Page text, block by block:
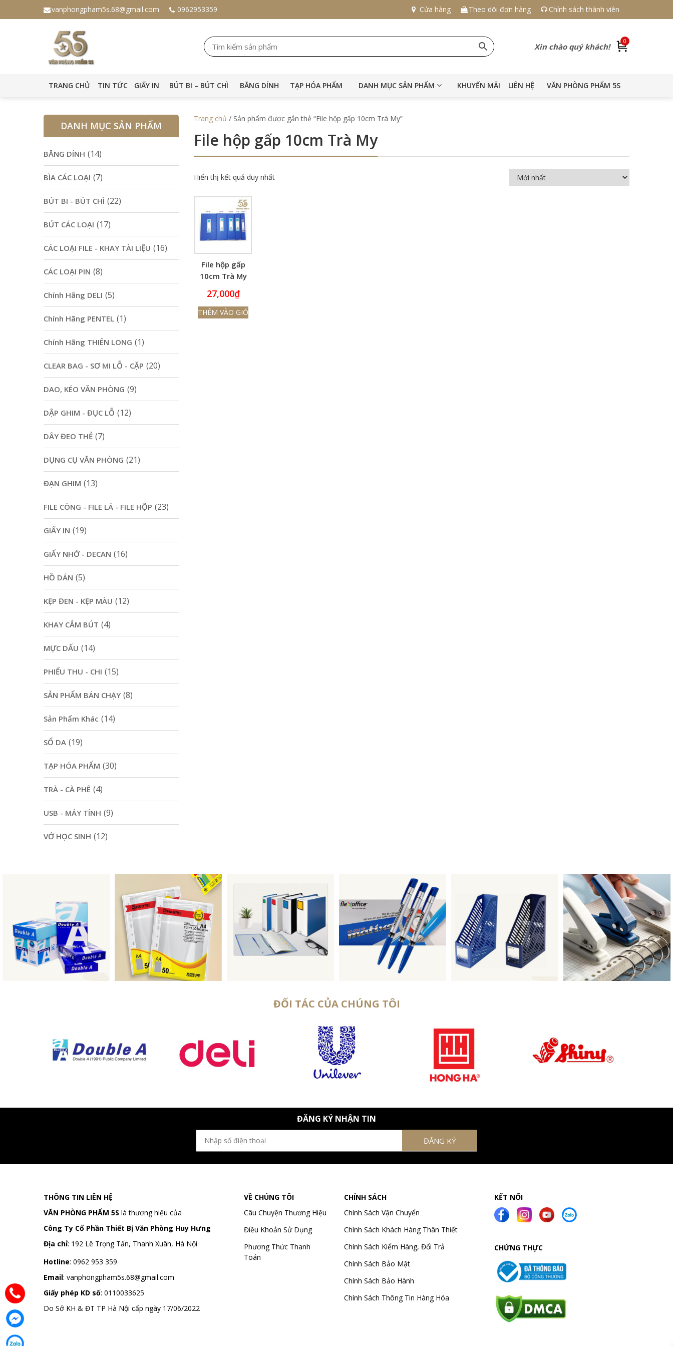
vanphongpham5s.68@gmail.com 0962953359 Cửa hàng Theo dõi đơn hàng Chính sách thành viên
Xin chào quý khách!
0
TRANG CHỦ TIN TỨC GIẤY IN BÚT BI – BÚT CHÌ BĂNG DÍNH TẠP HÓA PHẨM DANH MỤC SẢN PHẨM KHUYẾN MÃI LIÊN HỆ VĂN PHÒNG PHẨM 5S
Trang chủ / Sản phẩm được gắn thẻ “File hộp gấp 10cm Trà My”
File hộp gấp 10cm Trà My
Hiển thị kết quả duy nhất
File hộp gấp
10cm Trà My
27,000₫
THÊM VÀO GIỎ
DANH MỤC SẢN PHẨM
BĂNG DÍNH (14)
BÌA CÁC LOẠI (7)
BÚT BI - BÚT CHÌ (22)
BÚT CÁC LOẠI (17)
CÁC LOẠI FILE - KHAY TÀI LIỆU (16)
CÁC LOẠI PIN (8)
Chính Hãng DELI (5)
Chính Hãng PENTEL (1)
Chính Hãng THIÊN LONG (1)
CLEAR BAG - SƠ MI LỖ - CẶP (20)
DAO, KÉO VĂN PHÒNG (9)
DẬP GHIM - ĐỤC LỖ (12)
DÂY ĐEO THẺ (7)
DỤNG CỤ VĂN PHÒNG (21)
ĐẠN GHIM (13)
FILE CÒNG - FILE LÁ - FILE HỘP (23)
GIẤY IN (19)
GIẤY NHỚ - DECAN (16)
HỒ DÁN (5)
KẸP ĐEN - KẸP MÀU (12)
KHAY CẮM BÚT (4)
MỰC DẤU (14)
PHIẾU THU - CHI (15)
SẢN PHẨM BÁN CHẠY (8)
Sản Phẩm Khác (14)
SỔ DA (19)
TẠP HÓA PHẨM (30)
TRÀ - CÀ PHÊ (4)
USB - MÁY TÍNH (9)
VỞ HỌC SINH (12)
ĐỐI TÁC CỦA CHÚNG TÔI
ĐĂNG KÝ NHẬN TIN
THÔNG TIN LIÊN HỆ
VĂN PHÒNG PHẨM 5S là thương hiệu của
Công Ty Cổ Phần Thiết Bị Văn Phòng Huy Hưng
Địa chỉ: 192 Lê Trọng Tấn, Thanh Xuân, Hà Nội
Hotline: 0962 953 359
Email: vanphongpham5s.68@gmail.com
Giấy phép KD số: 0110033625
Do Sở KH & ĐT TP Hà Nội cấp ngày 17/06/2022
VỀ CHÚNG TÔI
Câu Chuyện Thương Hiệu
Điều Khoản Sử Dụng
Phương Thức Thanh
Toán
CHÍNH SÁCH
Chính Sách Vận Chuyển
Chính Sách Khách Hàng Thân Thiết
Chính Sách Kiểm Hàng, Đổi Trả
Chính Sách Bảo Mật
Chính Sách Bảo Hành
Chính Sách Thông Tin Hàng Hóa
KẾT NỐI
CHỨNG THỰC